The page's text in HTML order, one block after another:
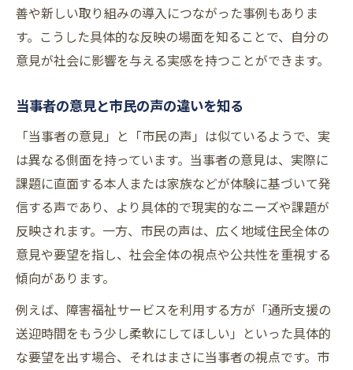
る
高齢化地域で当事者意見を活かすポイント
当事者視点から高齢者支援を充実させる方
市民の声を高齢化施策に反映する工夫
当事者参加による地域福祉向上の取り組み
善や新しい取り組みの導入につながった事例もありま
す。こうした具体的な反映の場面を知ることで、自分の
意見が社会に影響を与える実感を持つことができます。
当事者の意見と市民の声の違いを知る
「当事者の意見」と「市民の声」は似ているようで、実
は異なる側面を持っています。当事者の意見は、実際に
課題に直面する本人または家族などが体験に基づいて発
信する声であり、より具体的で現実的なニーズや課題が
反映されます。一方、市民の声は、広く地域住民全体の
意見や要望を指し、社会全体の視点や公共性を重視する
傾向があります。
例えば、障害福祉サービスを利用する方が「通所支援の
送迎時間をもう少し柔軟にしてほしい」といった具体的
な要望を出す場合、それはまさに当事者の視点です。市